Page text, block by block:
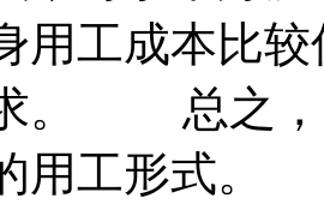
用工成本比
。 总之，
用工形式